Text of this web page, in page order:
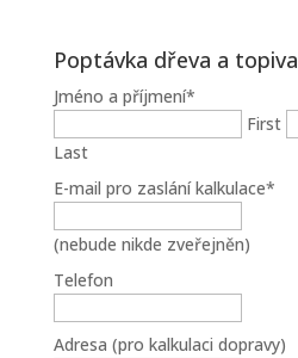
Poptávka dřeva a topiva
Jméno a příjmení*
First
Last
E-mail pro zaslání kalkulace*
(nebude nikde zveřejněn)
Telefon
Adresa (pro kalkulaci dopravy)